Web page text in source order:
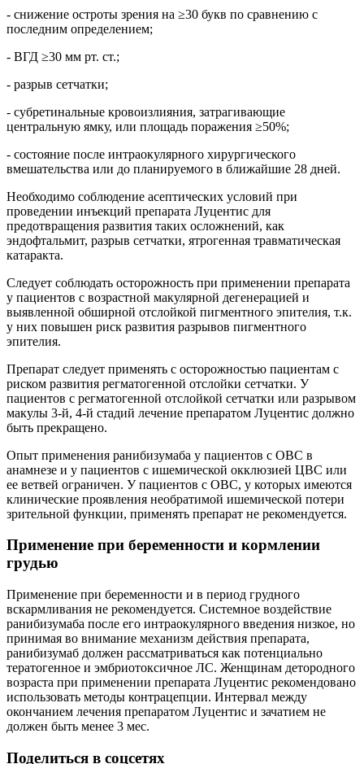
- снижение остроты зрения на ≥30 букв по сравнению с
последним определением;
- ВГД ≥30 мм рт. ст.;
- разрыв сетчатки;
- субретинальные кровоизлияния, затрагивающие
центральную ямку, или площадь поражения ≥50%;
- состояние после интраокулярного хирургического
вмешательства или до планируемого в ближайшие 28 дней.
Необходимо соблюдение асептических условий при
проведении инъекций препарата Луцентис для
предотвращения развития таких осложнений, как
эндофтальмит, разрыв сетчатки, ятрогенная травматическая
катаракта.
Следует соблюдать осторожность при применении препарата
у пациентов с возрастной макулярной дегенерацией и
выявленной обширной отслойкой пигментного эпителия, т.к.
у них повышен риск развития разрывов пигментного
эпителия.
Препарат следует применять с осторожностью пациентам с
риском развития регматогенной отслойки сетчатки. У
пациентов с регматогенной отслойкой сетчатки или разрывом
макулы 3-й, 4-й стадий лечение препаратом Луцентис должно
быть прекращено.
Опыт применения ранибизумаба у пациентов с ОВС в
анамнезе и у пациентов с ишемической окклюзией ЦВС или
ее ветвей ограничен. У пациентов с ОВС, у которых имеются
клинические проявления необратимой ишемической потери
зрительной функции, применять препарат не рекомендуется.
Применение при беременности и кормлении
грудью
Применение при беременности и в период грудного
вскармливания не рекомендуется. Системное воздействие
ранибизумаба после его интраокулярного введения низкое, но
принимая во внимание механизм действия препарата,
ранибизумаб должен рассматриваться как потенциально
тератогенное и эмбриотоксичное ЛС. Женщинам детородного
возраста при применении препарата Луцентис рекомендовано
использовать методы контрацепции. Интервал между
окончанием лечения препаратом Луцентис и зачатием не
должен быть менее 3 мес.
Поделиться в соцсетях